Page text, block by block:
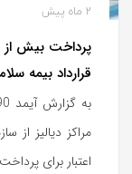
2 ماه پیش
قرارداد بیمه
مراکز دیالیز
اعتبار برای